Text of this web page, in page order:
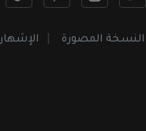
النسخة المصورة الإشهار